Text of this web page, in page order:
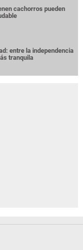
cachorros pueden
entre la independencia
tranquila